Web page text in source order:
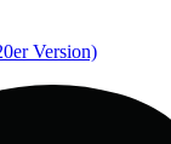
Version)